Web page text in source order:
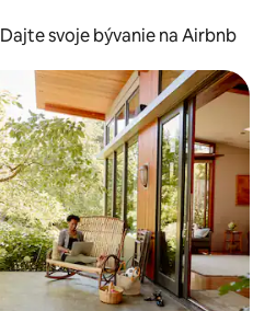
Dajte svoje bývanie na Airbnb